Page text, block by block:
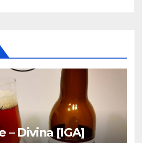
– Divina [IGA]